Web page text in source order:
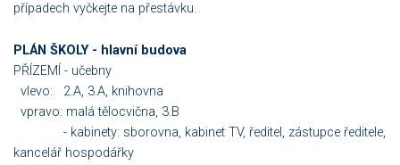
případech vyčkejte na přestávku.
PLÁN ŠKOLY - hlavní budova
PŘÍZEMÍ - učebny
vlevo: 2.A, 3.A, knihovna
vpravo: malá tělocvična, 3.B
- kabinety: sborovna, kabinet TV, ředitel, zástupce ředitele,
kancelář hospodářky